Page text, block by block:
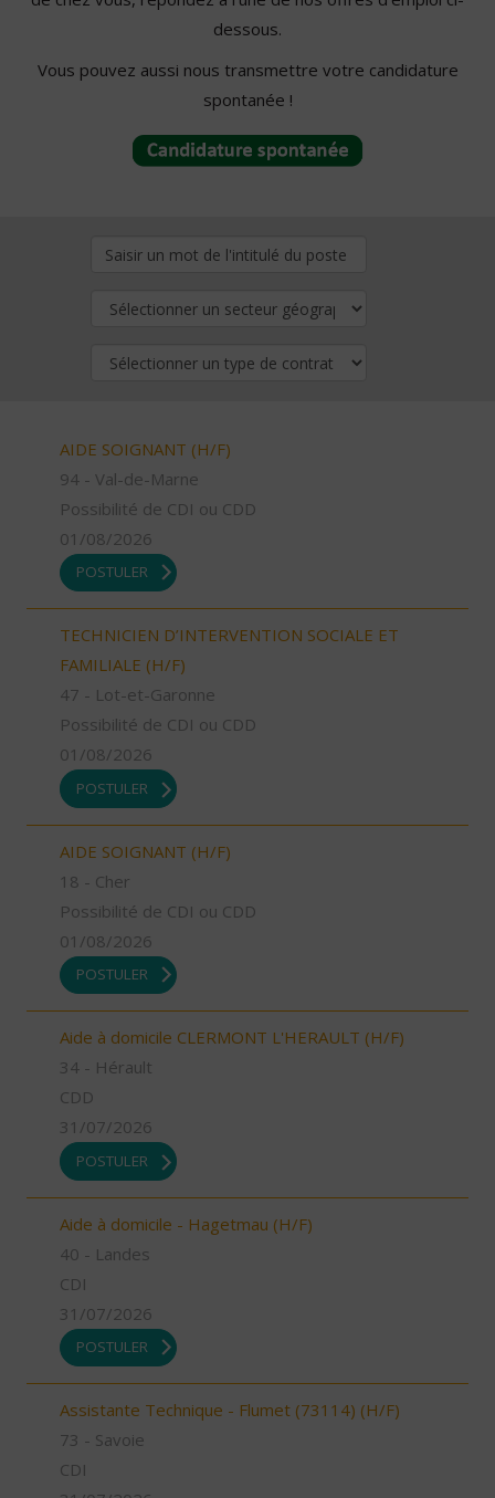
dessous.
Vous pouvez aussi nous transmettre votre candidature
spontanée !
AIDE SOIGNANT (H/F)
94 - Val-de-Marne
Possibilité de CDI ou CDD
01/08/2026
POSTULER
TECHNICIEN D’INTERVENTION SOCIALE ET
FAMILIALE (H/F)
47 - Lot-et-Garonne
Possibilité de CDI ou CDD
01/08/2026
POSTULER
AIDE SOIGNANT (H/F)
18 - Cher
Possibilité de CDI ou CDD
01/08/2026
POSTULER
Aide à domicile CLERMONT L'HERAULT (H/F)
34 - Hérault
CDD
31/07/2026
POSTULER
Aide à domicile - Hagetmau (H/F)
40 - Landes
CDI
31/07/2026
POSTULER
Assistante Technique - Flumet (73114) (H/F)
73 - Savoie
CDI